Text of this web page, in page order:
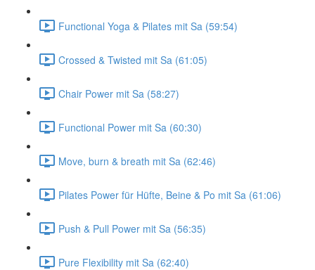
Functional Yoga & Pilates mit Sa (59:54)
Crossed & Twisted mit Sa (61:05)
Chair Power mit Sa (58:27)
Functional Power mit Sa (60:30)
Move, burn & breath mit Sa (62:46)
Pilates Power für Hüfte, Beine & Po mit Sa (61:06)
Push & Pull Power mit Sa (56:35)
Pure Flexibility mit Sa (62:40)